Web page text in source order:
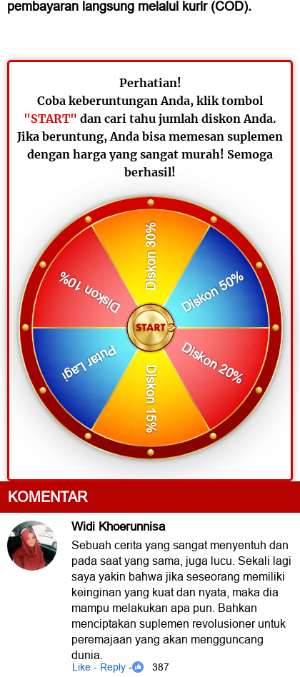
pembayaran langsung melalui kurir (COD).
Diskon 50%
Diskon 30%
Diskon 10%
Putar Lagi
Diskon 15%
Diskon 20%
Perhatian!
Coba keberuntungan Anda, klik tombol
"START" dan cari tahu jumlah diskon Anda.
Jika beruntung, Anda bisa memesan suplemen
dengan harga yang sangat murah! Semoga
berhasil!
Widi Khoerunnisa
Sebuah cerita yang sangat menyentuh dan
pada saat yang sama, juga lucu. Sekali lagi
saya yakin bahwa jika seseorang memiliki
keinginan yang kuat dan nyata, maka dia
mampu melakukan apa pun. Bahkan
menciptakan suplemen revolusioner untuk
peremajaan yang akan mengguncang
dunia.
Like - Reply- 387
KOMENTAR